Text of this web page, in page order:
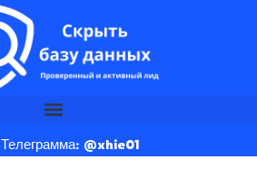
Телеграмма: @xhie01